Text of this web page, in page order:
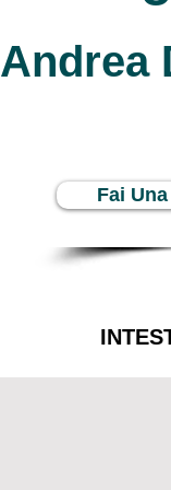
Andrea
Fai